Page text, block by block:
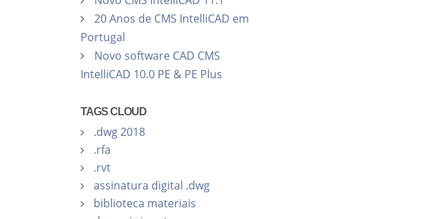
20 Anos de CMS IntelliCAD em
Portugal
Novo software CAD CMS
IntelliCAD 10.0 PE & PE Plus
TAGS CLOUD
.dwg 2018
.rfa
.rvt
assinatura digital .dwg
biblioteca materiais